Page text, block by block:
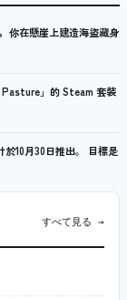
你在懸崖上建造海盜藏身
」的 Steam 套裝
10月30日推出。 目標是
すべて見る →